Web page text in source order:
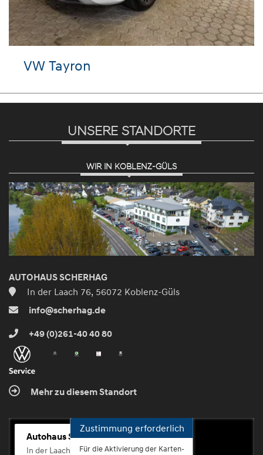
VW Tayron
UNSERE STANDORTE
WIR IN KOBLENZ-GÜLS
AUTOHAUS SCHERHAG
In der Laach 76, 56072 Koblenz-Güls
info@scherhag.de
+49 (0)261-40 40 80
Mehr zu diesem Standort
Autohaus Scherhag
In der Laach 76, 56072 Koblenz-Güls
Zustimmung erforderlich
Für die Aktivierung der Karten-